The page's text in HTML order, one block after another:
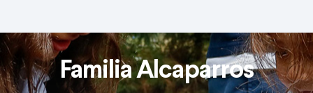
Familia Alcaparros